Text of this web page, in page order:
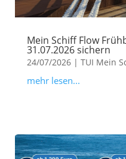
Mein Schiff Flow
31.07.2026 sichern
24/07/2026| TUI Mein
mehr lesen...